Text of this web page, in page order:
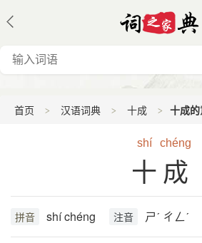
首页 汉语词典 十成 十成
shí chéng
十成
拼音 shí chéng 注音 ㄕˊ ㄔㄥˊ